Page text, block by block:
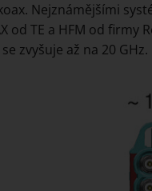
Nejznámějšími
od TE a HFM od firmy
zvyšuje až na 20 GHz.